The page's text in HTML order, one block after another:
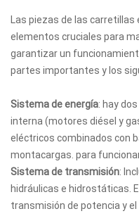
Las piezas de las
elementos cruciales para
garantizar un
partes importantes y los
Sistema de energía: hay
interna (motores diésel y
eléctricos combinados con
montacargas. para
Sistema de transmisión:
hidráulicas e hidrostáticas.
transmisión de potencia y el